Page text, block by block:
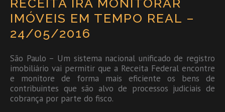
IMÓVEIS EM TEMPO REAL –
24/05/2016
São Paulo – Um sistema nacional unificado de registro
imobiliário vai permitir que a Receita Federal encontre
e monitore de forma mais eficiente os bens de
contribuintes que são alvo de processos judiciais de
cobrança por parte do fisco.